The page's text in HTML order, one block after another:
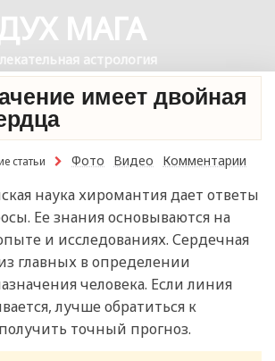
МАГА
астрология
имеет двойная
статьи Фото Видео Комментарии
наука хиромантия дает ответы
Ее знания основываются на
и исследованиях. Сердечная
главных в определении
человека. Если линия
лучше обратиться к
точный прогноз.